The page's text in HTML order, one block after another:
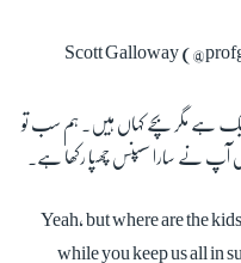
ٹھیک ہے مگر بچے کہاں ہیں۔ ہم سب تو
آپ نے سارا سسپنس چھپا رکھا ہے۔
Yeah, but where are the
while you keep us all in